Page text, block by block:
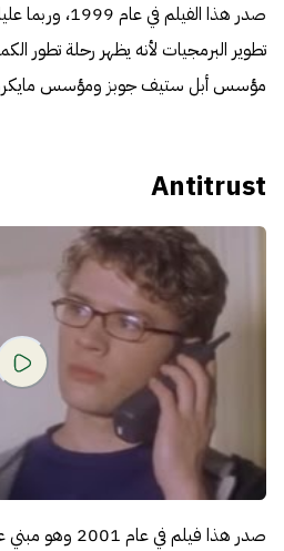
صدر هذا الفيلم
تطوير البرمجيات لأنه يظهر رحلة تطور
مؤسس أبل ستيف جوبز ومؤسس
Antitrust
صدر هذا فيلم في